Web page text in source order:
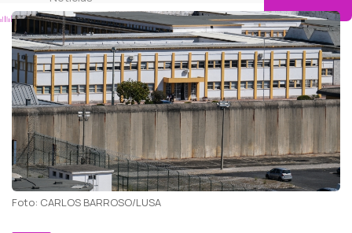
Foto: CARLOS BARROSO/LUSA